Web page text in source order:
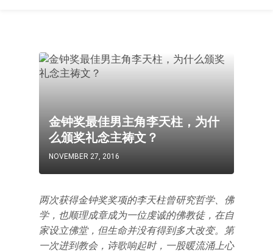
金钟奖最佳男主角李天柱，为什
么颁奖礼念主祷文？
NOVEMBER 27, 2016
两次获得金钟奖奖项的李天柱曾研究哲学、佛
学，也顺理成章成为一位虔诚的佛教徒，在自
家设立佛堂，但生命并没有得到多大改变。第
一次进到教会，诗歌响起时，一股暖流涌上心